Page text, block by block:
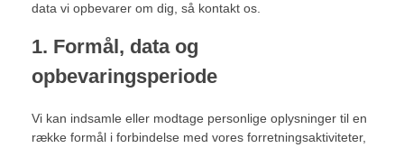
data vi opbevarer om dig, så kontakt os.
1. Formål, data og
opbevaringsperiode
Vi kan indsamle eller modtage personlige oplysninger til en
række formål i forbindelse med vores forretningsaktiviteter,